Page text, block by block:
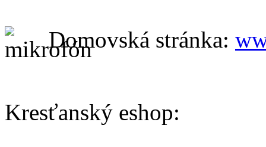
Domovská stránka:
Kresťanský eshop: